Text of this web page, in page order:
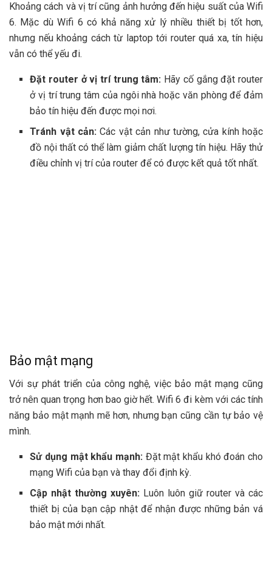
Khoảng cách và vị trí cũng ảnh hưởng đến hiệu suất của Wifi
6. Mặc dù Wifi 6 có khả năng xử lý nhiều thiết bị tốt hơn,
nhưng nếu khoảng cách từ laptop tới router quá xa, tín hiệu
vẫn có thể yếu đi.
Đặt router ở vị trí trung tâm: Hãy cố gắng đặt router
ở vị trí trung tâm của ngôi nhà hoặc văn phòng để đảm
bảo tín hiệu đến được mọi nơi.
Tránh vật cản: Các vật cản như tường, cửa kính hoặc
đồ nội thất có thể làm giảm chất lượng tín hiệu. Hãy thử
điều chỉnh vị trí của router để có được kết quả tốt nhất.
Bảo mật mạng
Với sự phát triển của công nghệ, việc bảo mật mạng cũng
trở nên quan trọng hơn bao giờ hết. Wifi 6 đi kèm với các tính
năng bảo mật mạnh mẽ hơn, nhưng bạn cũng cần tự bảo vệ
mình.
Sử dụng mật khẩu mạnh:Đặt mật khẩu khó đoán cho
mạng Wifi của bạn và thay đổi định kỳ.
Cập nhật thường xuyên: Luôn luôn giữ router và các
thiết bị của bạn cập nhật để nhận được những bản vá
bảo mật mới nhất.